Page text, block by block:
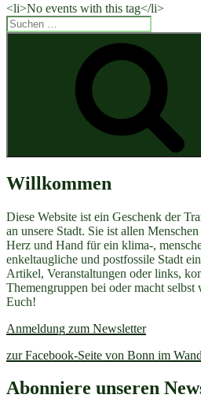
<li>No events with this tag</li>
Suchen
nach:
Willkommen
Diese Website ist ein Geschenk der
an unsere Stadt. Sie ist allen
Herz und Hand für ein klima-,
enkeltaugliche und postfossile Stadt
Artikel, Veranstaltungen oder links,
Themengruppen bei oder macht
Euch!
Anmeldung zum Newsletter
zur Facebook-Seite von Bonn im
Abonniere unseren